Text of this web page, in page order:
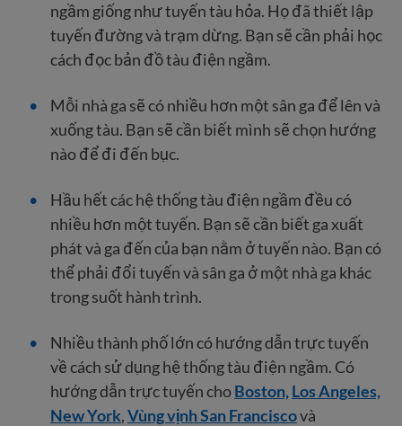
ngầm giống như tuyến tàu hỏa. Họ đã thiết lập
tuyến đường và trạm dừng. Bạn sẽ cần phải học
cách đọc bản đồ tàu điện ngầm.
Mỗi nhà ga sẽ có nhiều hơn một sân ga để lên và
xuống tàu. Bạn sẽ cần biết mình sẽ chọn hướng
nào để đi đến bục.
Hầu hết các hệ thống tàu điện ngầm đều có
nhiều hơn một tuyến. Bạn sẽ cần biết ga xuất
phát và ga đến của bạn nằm ở tuyến nào. Bạn có
thể phải đổi tuyến và sân ga ở một nhà ga khác
trong suốt hành trình.
Nhiều thành phố lớn có hướng dẫn trực tuyến
về cách sử dụng hệ thống tàu điện ngầm. Có
hướng dẫn trực tuyến choBoston, Los Angeles,
New York,Vùng vịnh San Franciscovà